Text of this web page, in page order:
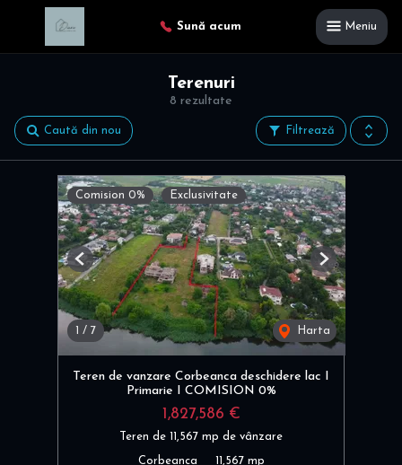
Sună acum Meniu
8 rezultate
Terenuri
Filtrează
Caută din nou
Comision 0% Exclusivitate
1 / 7 Harta
Previous Next
Teren de vanzare Corbeanca deschidere lac I
Primarie I COMISION 0%
1,827,586 €
Teren de 11,567 mp de vânzare
Corbeanca 11,567 mp